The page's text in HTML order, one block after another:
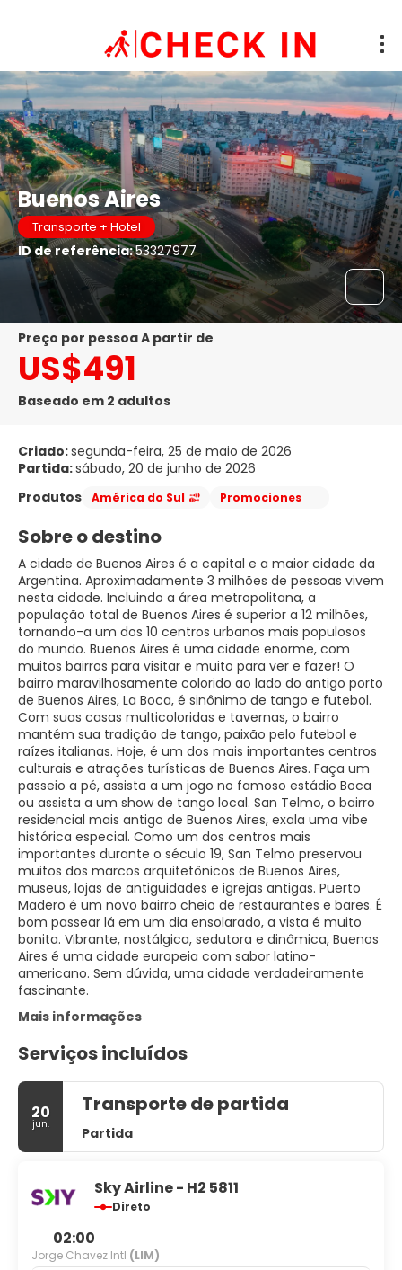
Buenos Aires
Transporte + Hotel
ID de referência:53327977
preço por pessoa A partir de
US$491
Baseado em 2 adultos
Criado:segunda-feira, 25 de maio de 2026
Partida:sábado, 20 de junho de 2026
Produtos
América do Sul Promociones
Sobre o destino
A cidade de Buenos Aires é a capital e a maior cidade da
Argentina. Aproximadamente 3 milhões de pessoas vivem
nesta cidade. Incluindo a área metropolitana, a
população total de Buenos Aires é superior a 12 milhões,
tornando-a um dos 10 centros urbanos mais populosos
do mundo. Buenos Aires é uma cidade enorme, com
muitos bairros para visitar e muito para ver e fazer! O
bairro maravilhosamente colorido ao lado do antigo porto
de Buenos Aires, La Boca, é sinônimo de tango e futebol.
Com suas casas multicoloridas e tavernas, o bairro
mantém sua tradição de tango, paixão pelo futebol e
raízes italianas. Hoje, é um dos mais importantes centros
culturais e atrações turísticas de Buenos Aires. Faça um
passeio a pé, assista a um jogo no famoso estádio Boca
ou assista a um show de tango local. San Telmo, o bairro
residencial mais antigo de Buenos Aires, exala uma vibe
histórica especial. Como um dos centros mais
importantes durante o século 19, San Telmo preservou
muitos dos marcos arquitetônicos de Buenos Aires,
museus, lojas de antiguidades e igrejas antigas. Puerto
Madero é um novo bairro cheio de restaurantes e bares. É
bom passear lá em um dia ensolarado, a vista é muito
bonita. Vibrante, nostálgica, sedutora e dinâmica, Buenos
Aires é uma cidade europeia com sabor latino-
americano. Sem dúvida, uma cidade verdadeiramente
fascinante.
Mais informações
Serviços incluídos
20
jun.
Transporte de partida
Partida
Sky Airline - H2 5811
Direto
02:00
Jorge Chavez Intl (LIM)